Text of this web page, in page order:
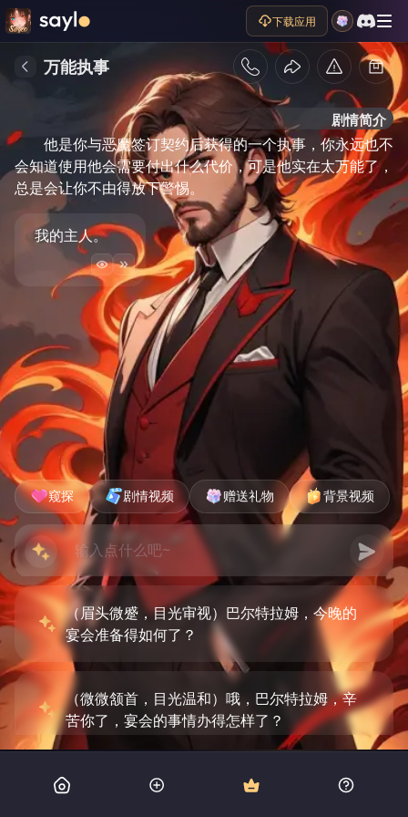
下载应用
万能执事
剧情简介
他是你与恶魔签订契约后获得的一个执事，你永远也不
会知道使用他会需要付出什么代价，可是他实在太万能了，
总是会让你不由得放下警惕。
我的主人。
窥探 剧情视频 赠送礼物 背景视频
（眉头微蹙，目光审视）巴尔特拉姆，今晚的
宴会准备得如何了？
（微微颔首，目光温和）哦，巴尔特拉姆，辛
苦你了，宴会的事情办得怎样了？